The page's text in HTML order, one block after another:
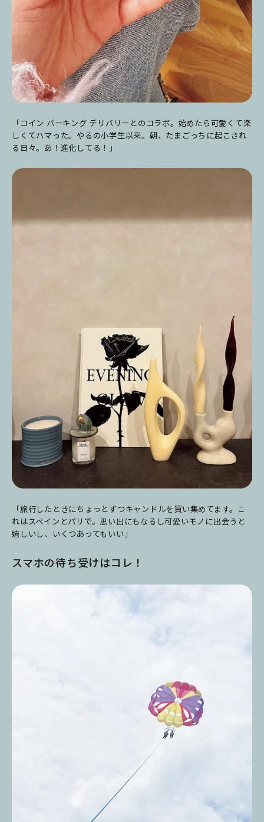
「コイン パーキング デリバリーとのコラボ。始めたら可愛くて楽
しくてハマった。やるの小学生以来。朝、たまごっちに起こされ
る日々。あ！進化してる！」
「旅行したときにちょっとずつキャンドルを買い集めてます。こ
れはスペインとパリで。思い出にもなるし可愛いモノに出会うと
嬉しいし、いくつあってもいい」
スマホの待ち受けはコレ！